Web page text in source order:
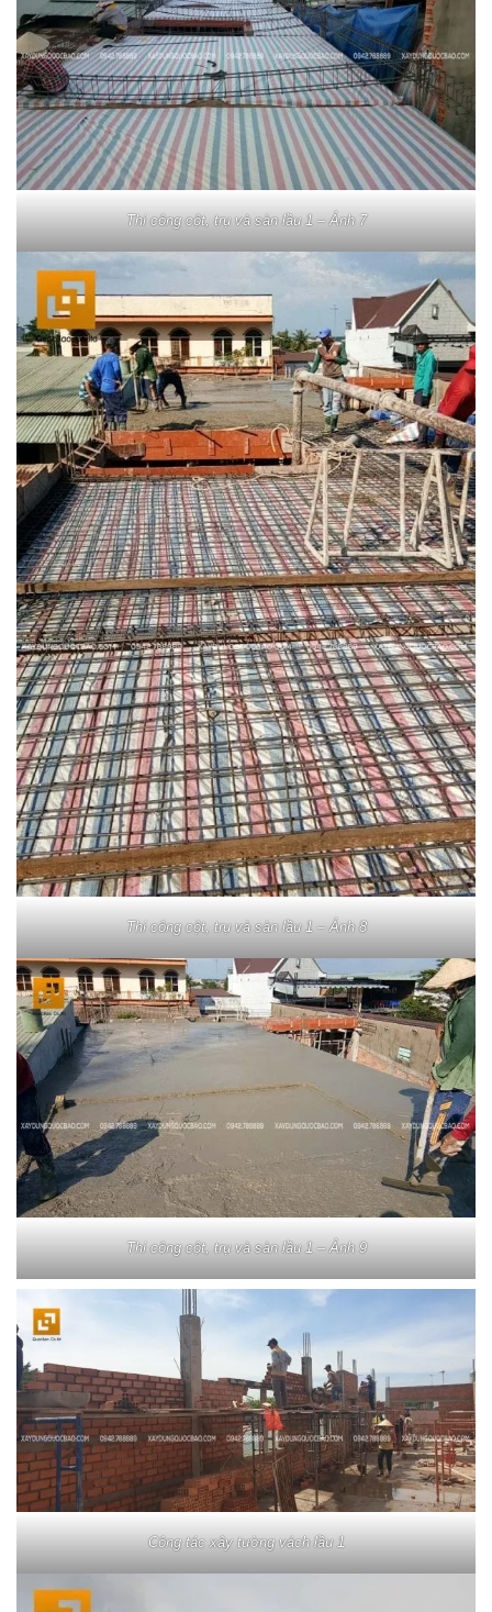
Thi công cột, trụ và sàn lầu 1 – Ảnh 7
Thi công cột, trụ và sàn lầu 1 – Ảnh 8
Thi công cột, trụ và sàn lầu 1 – Ảnh 9
Công tác xây tường vách lầu 1